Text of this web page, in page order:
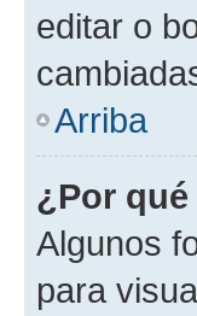
editar o
Arriba
¿Por
Algunos
para